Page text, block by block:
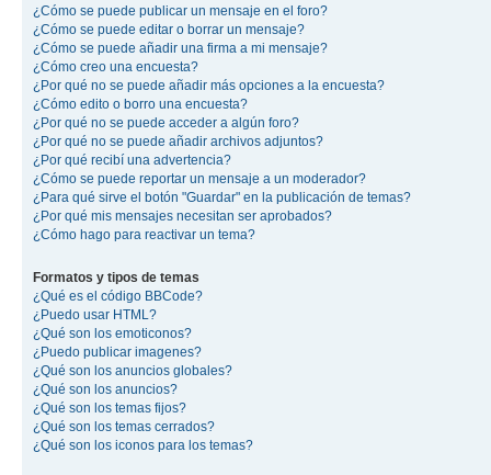
¿Cómo se puede publicar un mensaje en el foro?
¿Cómo se puede editar o borrar un mensaje?
¿Cómo se puede añadir una firma a mi mensaje?
¿Cómo creo una encuesta?
¿Por qué no se puede añadir más opciones a la encuesta?
¿Cómo edito o borro una encuesta?
¿Por qué no se puede acceder a algún foro?
¿Por qué no se puede añadir archivos adjuntos?
¿Por qué recibí una advertencia?
¿Cómo se puede reportar un mensaje a un moderador?
¿Para qué sirve el botón "Guardar" en la publicación de temas?
¿Por qué mis mensajes necesitan ser aprobados?
¿Cómo hago para reactivar un tema?
Formatos y tipos de temas
¿Qué es el código BBCode?
¿Puedo usar HTML?
¿Qué son los emoticonos?
¿Puedo publicar imagenes?
¿Qué son los anuncios globales?
¿Qué son los anuncios?
¿Qué son los temas fijos?
¿Qué son los temas cerrados?
¿Qué son los iconos para los temas?